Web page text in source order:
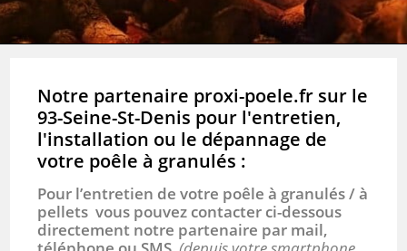
Notre partenaire proxi-poele.fr sur le
93-Seine-St-Denis pour l'entretien,
l'installation ou le dépannage de
votre poêle à granulés :
Pour l’entretien de votre poêle à granulés / à
pellets vous pouvez contacter ci-dessous
directement notre partenaire par mail,